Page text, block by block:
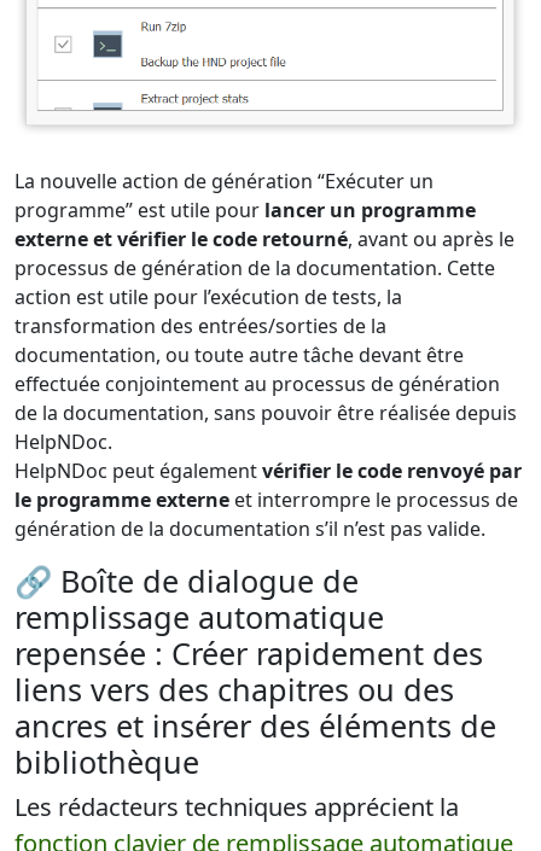
La nouvelle action de génération “Exécuter un
programme” est utile pour lancer un programme
externe et vérifier le code retourné, avant ou après le
processus de génération de la documentation. Cette
action est utile pour l’exécution de tests, la
transformation des entrées/sorties de la
documentation, ou toute autre tâche devant être
effectuée conjointement au processus de génération
de la documentation, sans pouvoir être réalisée depuis
HelpNDoc.
HelpNDoc peut égalementvérifier le code renvoyé par
le programme externe et interrompre le processus de
génération de la documentation s’il n’est pas valide.
🔗 Boîte de dialogue de
remplissage automatique
repensée : Créer rapidement des
liens vers des chapitres ou des
ancres et insérer des éléments de
bibliothèque
Les rédacteurs techniques apprécient la
fonction clavier de remplissage automatique